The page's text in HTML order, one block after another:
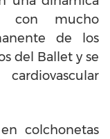
con mucho
de los
del Ballet y se
colchonetas